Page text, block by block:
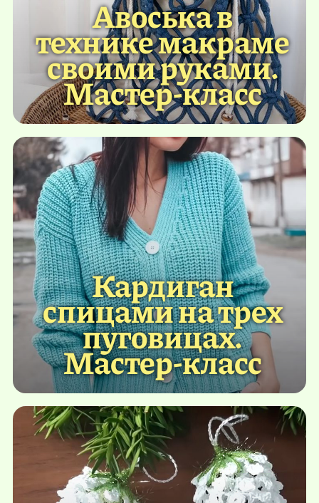
Авоська в
технике макраме
своими руками.
Мастер-класс
Кардиган
спицами на трех
пуговицах.
Мастер-класс